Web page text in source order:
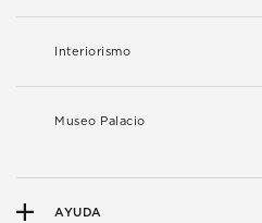
Interiorismo
Museo Palacio
AYUDA